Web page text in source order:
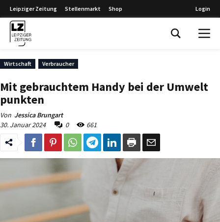
Leipziger Zeitung Stellenmarkt Shop Login
Wirtschaft Verbraucher
Mit gebrauchtem Handy bei der Umwelt
punkten
Von Jessica Brungart
30. Januar 2024
0 661